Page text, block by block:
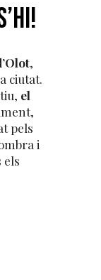
,
ciutat.
el
pels
i
els